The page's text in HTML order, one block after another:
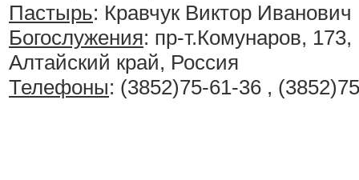
Пастырь: Кравчук Виктор Иванович
Богослужения: пр-т.Комунаров,
Алтайский край, Россия
Телефоны: (3852)75-61-36 ,